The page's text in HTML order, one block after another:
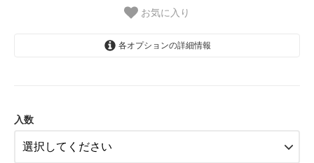
お気に入り
各オプションの詳細情報
入数